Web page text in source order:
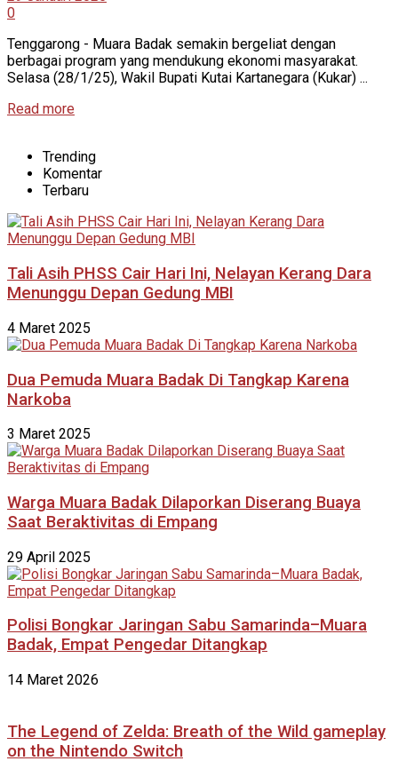
0
Tenggarong - Muara Badak semakin bergeliat dengan
berbagai program yang mendukung ekonomi masyarakat.
Selasa (28/1/25), Wakil Bupati Kutai Kartanegara (Kukar) ...
Read more
Trending
Komentar
Terbaru
Tali Asih PHSS Cair Hari Ini, Nelayan Kerang Dara
Menunggu Depan Gedung MBI
4 Maret 2025
Dua Pemuda Muara Badak Di Tangkap Karena
Narkoba
3 Maret 2025
Warga Muara Badak Dilaporkan Diserang Buaya
Saat Beraktivitas di Empang
29 April 2025
Polisi Bongkar Jaringan Sabu Samarinda–Muara
Badak, Empat Pengedar Ditangkap
14 Maret 2026
The Legend of Zelda: Breath of the Wild gameplay
on the Nintendo Switch